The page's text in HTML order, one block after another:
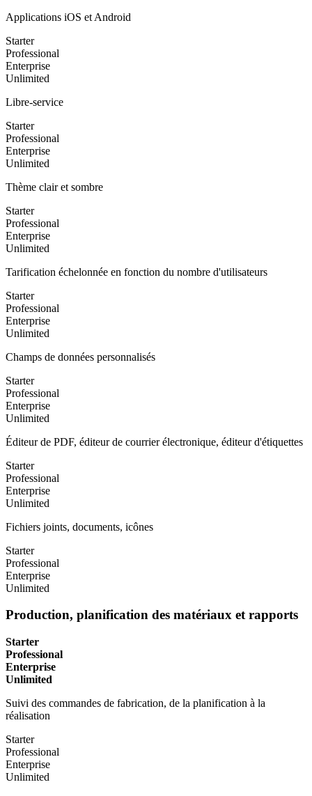
Applications iOS et Android
Starter
Professional
Enterprise
Unlimited
Libre-service
Starter
Professional
Enterprise
Unlimited
Thème clair et sombre
Starter
Professional
Enterprise
Unlimited
Tarification échelonnée en fonction du nombre d'utilisateurs
Starter
Professional
Enterprise
Unlimited
Champs de données personnalisés
Starter
Professional
Enterprise
Unlimited
Éditeur de PDF, éditeur de courrier électronique, éditeur d'étiquettes
Starter
Professional
Enterprise
Unlimited
Fichiers joints, documents, icônes
Starter
Professional
Enterprise
Unlimited
Production, planification des matériaux et rapports
Starter
Professional
Enterprise
Unlimited
Suivi des commandes de fabrication, de la planification à la
réalisation
Starter
Professional
Enterprise
Unlimited